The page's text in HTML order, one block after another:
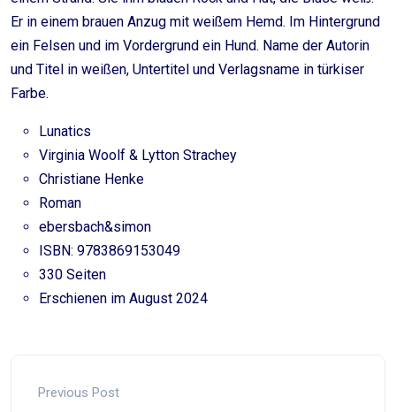
Er in einem brauen Anzug mit weißem Hemd. Im Hintergrund
ein Felsen und im Vordergrund ein Hund. Name der Autorin
und Titel in weißen, Untertitel und Verlagsname in türkiser
Farbe.
Lunatics
Virginia Woolf & Lytton Strachey
Christiane Henke
Roman
ebersbach&simon
ISBN: 9783869153049
330 Seiten
Erschienen im August 2024
Previous Post